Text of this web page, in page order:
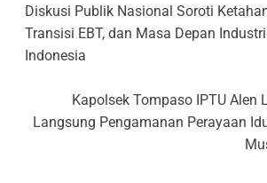
Diskusi Publik Nasional Soroti
Transisi EBT, dan Masa Depan
Indonesia
Kapolsek Tompaso IPTU Alen
Langsung Pengamanan Perayaan